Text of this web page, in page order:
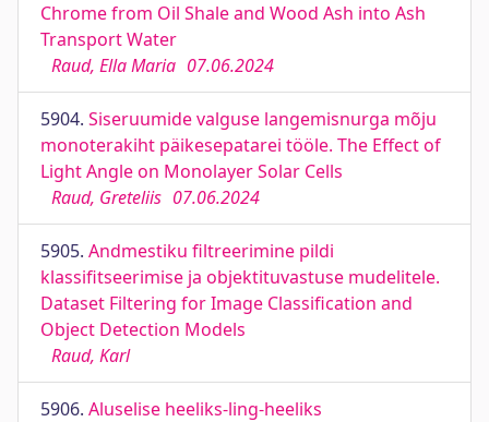
Chrome from Oil Shale and Wood Ash into Ash
Transport Water
Raud, Ella Maria 07.06.2024
5904. Siseruumide valguse langemisnurga mõju
monoterakiht päikesepatarei tööle. The Effect of
Light Angle on Monolayer Solar Cells
Raud, Greteliis 07.06.2024
5905. Andmestiku filtreerimine pildi
klassifitseerimise ja objektituvastuse mudelitele.
Dataset Filtering for Image Classification and
Object Detection Models
Raud, Karl
5906. Aluselise heeliks-ling-heeliks